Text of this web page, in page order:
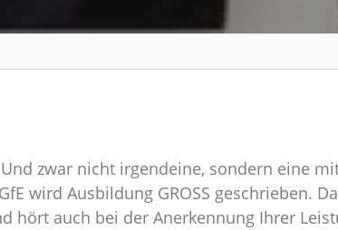
zwar nicht irgendeine, sondern eine
wird Ausbildung GROSS geschrieben.
hört auch bei der Anerkennung Ihrer